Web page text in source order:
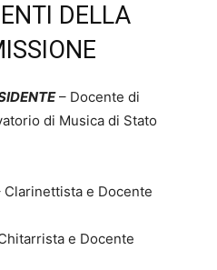
DELLA
– Docente di
di Musica di Stato
Clarinettista e Docente
e Docente